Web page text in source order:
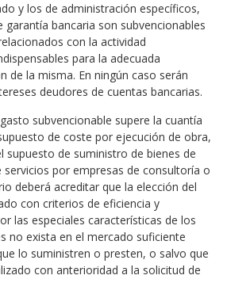
y los de administración específicos,
bancaria son subvencionables
con la actividad
para la adecuada
de la misma. En ningún caso serán
deudores de cuentas bancarias.
subvencionable supere la cuantía
de coste por ejecución de obra,
supuesto de suministro de bienes de
por empresas de consultoría o
deberá acreditar que la elección del
con criterios de eficiencia y
las especiales características de los
no exista en el mercado suficiente
lo suministren o presten, o salvo que
con anterioridad a la solicitud de